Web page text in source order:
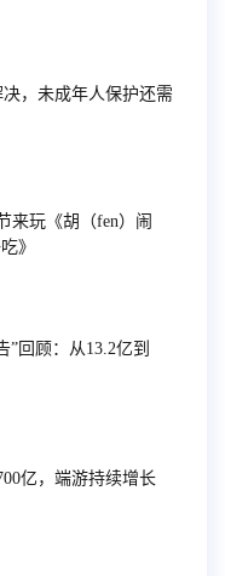
，未成年人保护还需
来玩《胡（fen）闹
》
”回顾：从13.2亿到
亿，端游持续增长